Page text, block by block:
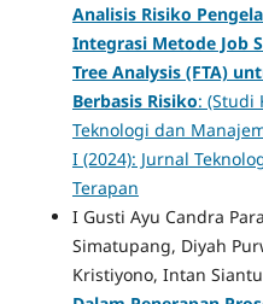
Analisis Risiko
Integrasi Metode Job
Tree Analysis (FTA)
Berbasis Risiko: (Studi
Teknologi dan
I (2024): Jurnal
Terapan
I Gusti Ayu Candra
Simatupang, Diyah
Kristiyono, Intan